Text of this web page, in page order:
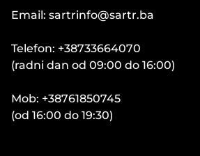
Email: sartrinfo@sartr.ba
Telefon: +38733664070
(radni dan od 09:00 do 16:00)
Mob: +38761850745
(od 16:00 do 19:30)